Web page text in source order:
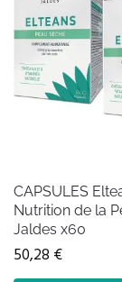
CAPSULES
Nutrition de la
Jaldes x60
50,28 €